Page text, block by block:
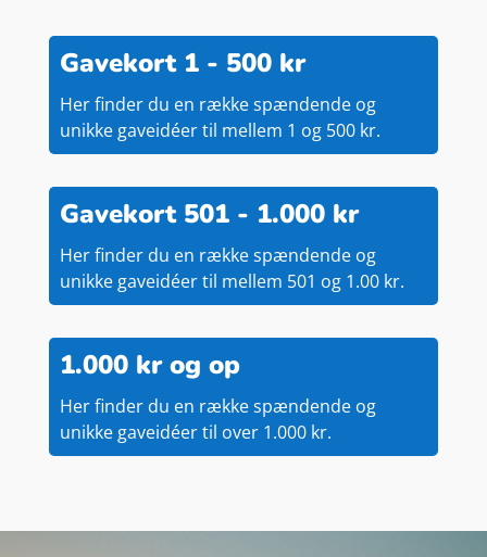
Gavekort 1 - 500 kr
Her finder du en række spændende og
unikke gaveidéer til mellem 1 og 500 kr.
Gavekort 501 - 1.000 kr
Her finder du en række spændende og
unikke gaveidéer til mellem 501 og 1.00 kr.
1.000 kr og op
Her finder du en række spændende og
unikke gaveidéer til over 1.000 kr.